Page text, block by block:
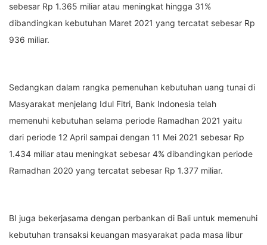
sebesar Rp 1.365 miliar atau meningkat hingga 31%
dibandingkan kebutuhan Maret 2021 yang tercatat sebesar Rp
936 miliar.
Sedangkan dalam rangka pemenuhan kebutuhan uang tunai di
Masyarakat menjelang Idul Fitri, Bank Indonesia telah
memenuhi kebutuhan selama periode Ramadhan 2021 yaitu
dari periode 12 April sampai dengan 11 Mei 2021 sebesar Rp
1.434 miliar atau meningkat sebesar 4% dibandingkan periode
Ramadhan 2020 yang tercatat sebesar Rp 1.377 miliar.
BI juga bekerjasama dengan perbankan di Bali untuk memenuhi
kebutuhan transaksi keuangan masyarakat pada masa libur